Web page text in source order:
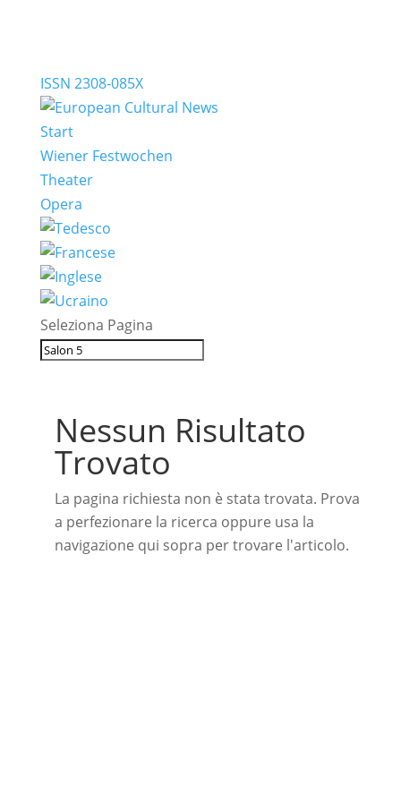
ISSN 2308-085X
Start
Wiener Festwochen
Theater
Opera
Seleziona Pagina
Nessun Risultato
Trovato
La pagina richiesta non è stata trovata. Prova
a perfezionare la ricerca oppure usa la
navigazione qui sopra per trovare l'articolo.